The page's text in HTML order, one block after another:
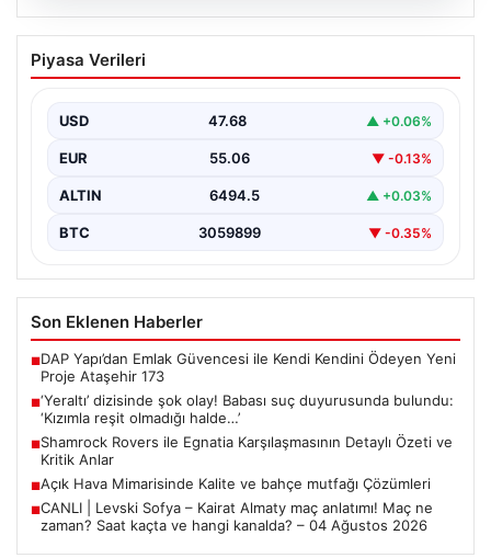
05.08.2026
‘Yeraltı’ dizisinde şok olay! Babası suç
duyurusunda bulundu: ‘Kızımla reşit
Piyasa Verileri
USD 47.68 ▲ +0.06%
EUR 55.06 ▼ -0.13%
ALTIN 6494.5 ▲ +0.03%
BTC 3059899 ▼ -0.35%
Son Eklenen Haberler
■DAP Yapı’dan Emlak Güvencesi ile Kendi Kendini Ödeyen Yeni
Proje Ataşehir 173
■‘Yeraltı’ dizisinde şok olay! Babası suç duyurusunda bulundu:
‘Kızımla reşit olmadığı halde…’
■Shamrock Rovers ile Egnatia Karşılaşmasının Detaylı Özeti ve
Kritik Anlar
■Açık Hava Mimarisinde Kalite ve bahçe mutfağı Çözümleri
■CANLI | Levski Sofya – Kairat Almaty maç anlatımı! Maç ne
zaman? Saat kaçta ve hangi kanalda? – 04 Ağustos 2026